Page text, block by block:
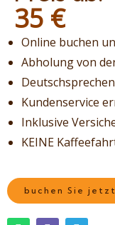
35 €
Online buchen
Abholung von
Kundenservice
Inklusive
KEINE
buchen Sie jetzt